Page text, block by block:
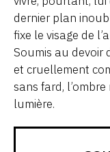
dernier plan
fixe le visage de
Soumis au devoir
et cruellement
sans fard,
lumière.